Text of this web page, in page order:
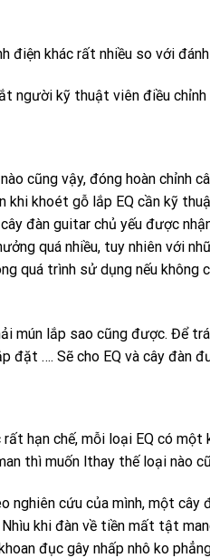
điện khác rất nhiều so với
người kỹ thuật viên điều
cũng vậy, đóng hoàn chỉnh
khi khoét gỗ lắp EQ cần kỹ
đàn guitar chủ yếu được
quá nhiều, tuy nhiên với
quá trình sử dụng nếu không
mún lắp sao cũng được. Để
đặt …. Sẽ cho EQ và cây đàn
hạn chế, mỗi loại EQ có một
thì muốn lthay thế loại nào
cứu của mình, một cây
khi đàn về tiền mất tật
đục gây nhấp nhô ko